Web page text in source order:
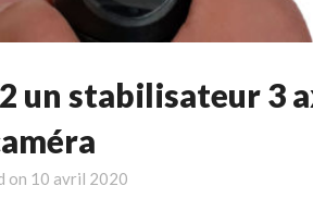
stabilisateur 3
on 10 avril 2020